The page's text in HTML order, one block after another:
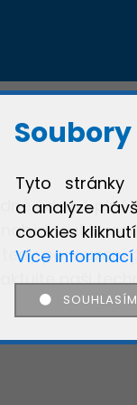
údržbě
k
naši
Tyto stránky
a analýze
cookies
Více informací